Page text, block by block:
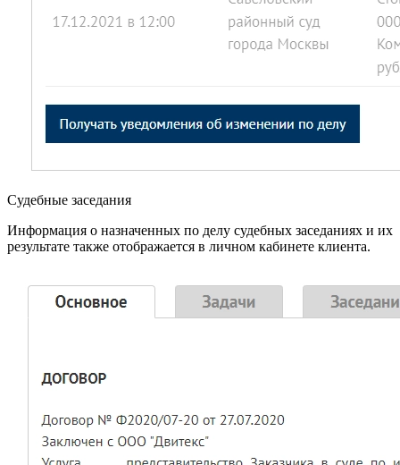
Судебные заседания
Информация о назначенных по делу судебных заседаниях и их
результате также отображается в личном кабинете клиента.